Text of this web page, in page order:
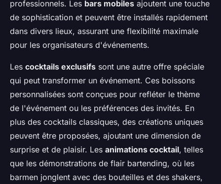
professionnels. Les bars mobiles ajoutent une touche
de sophistication et peuvent être installés rapidement
dans divers lieux, assurant une flexibilité maximale
pour les organisateurs d'événements.
Les cocktails exclusifs sont une autre offre spéciale
qui peut transformer un événement. Ces boissons
personnalisées sont conçues pour refléter le thème
de l'événement ou les préférences des invités. En
plus des cocktails classiques, des créations uniques
peuvent être proposées, ajoutant une dimension de
surprise et de plaisir. Les animations cocktail, telles
que les démonstrations de flair bartending, où les
barmen jonglent avec des bouteilles et des shakers,